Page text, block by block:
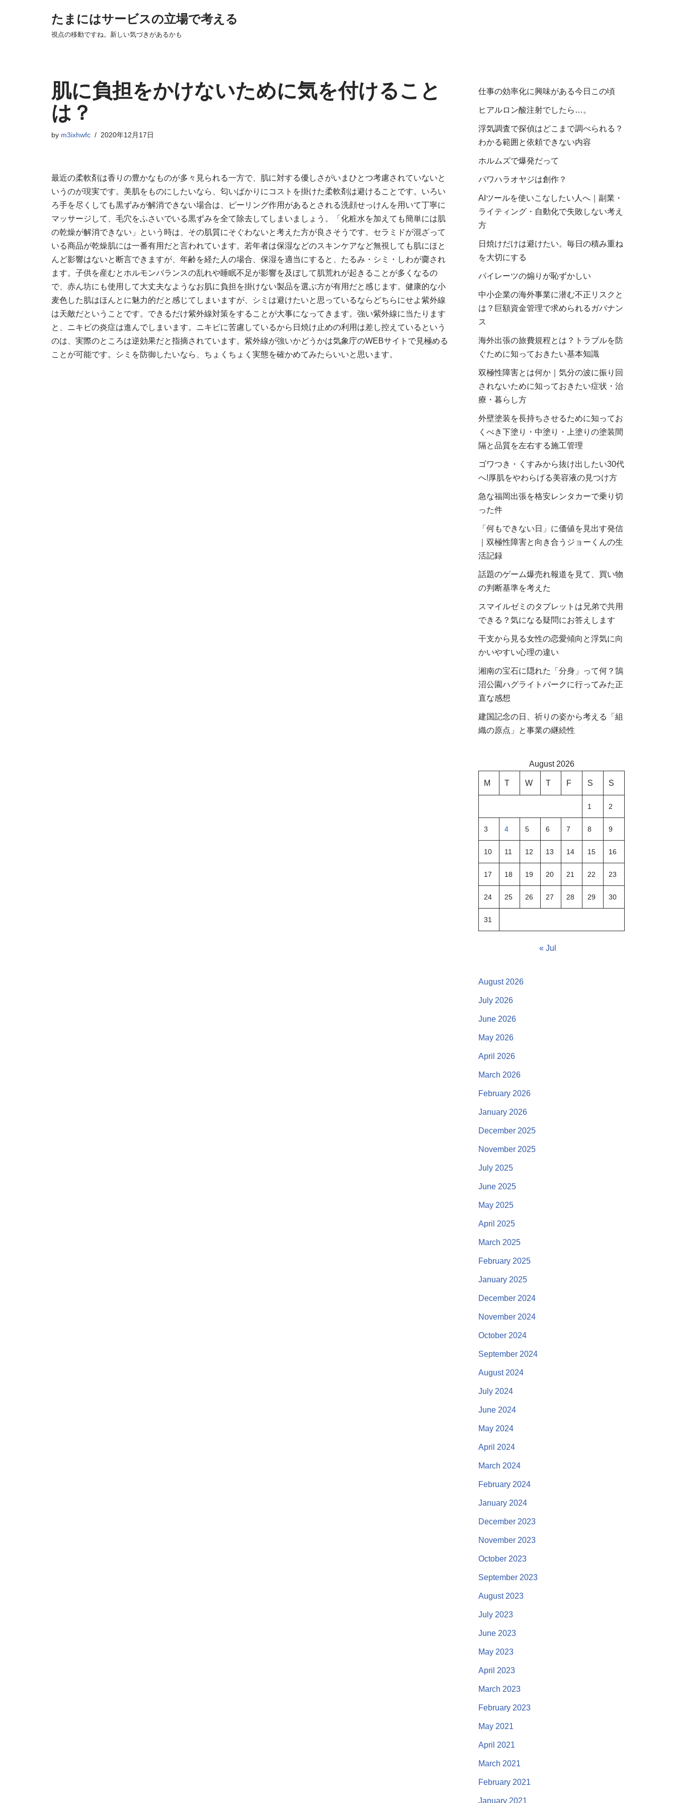
たまにはサービスの立場で考える
視点の移動ですね。新しい気づきがあるかも
肌に負担をかけないために気を付けること
は？
by m3ixhwfc 2020年12月17日
最近の柔軟剤は香りの豊かなものが多々見られる一方で、肌に対する優しさがいまひとつ考慮されていないと
いうのが現実です。美肌をものにしたいなら、匂いばかりにコストを掛けた柔軟剤は避けることです。いろい
ろ手を尽くしても黒ずみが解消できない場合は、ピーリング作用があるとされる洗顔せっけんを用いて丁寧に
マッサージして、毛穴をふさいでいる黒ずみを全て除去してしまいましょう。「化粧水を加えても簡単には肌
の乾燥が解消できない」という時は、その肌質にそぐわないと考えた方が良さそうです。セラミドが混ざって
いる商品が乾燥肌には一番有用だと言われています。若年者は保湿などのスキンケアなど無視しても肌にほと
んど影響はないと断言できますが、年齢を経た人の場合、保湿を適当にすると、たるみ・シミ・しわが齎され
ます。子供を産むとホルモンバランスの乱れや睡眠不足が影響を及ぼして肌荒れが起きることが多くなるの
で、赤ん坊にも使用して大丈夫なようなお肌に負担を掛けない製品を選ぶ方が有用だと感じます。健康的な小
麦色した肌はほんとに魅力的だと感じてしまいますが、シミは避けたいと思っているならどちらにせよ紫外線
は天敵だということです。できるだけ紫外線対策をすることが大事になってきます。強い紫外線に当たります
と、ニキビの炎症は進んでしまいます。ニキビに苦慮しているから日焼け止めの利用は差し控えているという
のは、実際のところは逆効果だと指摘されています。紫外線が強いかどうかは気象庁のWEBサイトで見極める
ことが可能です。シミを防御したいなら、ちょくちょく実態を確かめてみたらいいと思います。
仕事の効率化に興味がある今日この頃
ヒアルロン酸注射でしたら…。
浮気調査で探偵はどこまで調べられる？
わかる範囲と依頼できない内容
ホルムズで爆発だって
パワハラオヤジは創作？
AIツールを使いこなしたい人へ｜副業・
ライティング・自動化で失敗しない考え
方
日焼けだけは避けたい。毎日の積み重ね
を大切にする
パイレーツの煽りが恥ずかしい
中小企業の海外事業に潜む不正リスクと
は？巨額資金管理で求められるガバナン
ス
海外出張の旅費規程とは？トラブルを防
ぐために知っておきたい基本知識
双極性障害とは何か｜気分の波に振り回
されないために知っておきたい症状・治
療・暮らし方
外壁塗装を長持ちさせるために知ってお
くべき下塗り・中塗り・上塗りの塗装間
隔と品質を左右する施工管理
ゴワつき・くすみから抜け出したい30代
へ!厚肌をやわらげる美容液の見つけ方
急な福岡出張を格安レンタカーで乗り切
った件
「何もできない日」に価値を見出す発信
｜双極性障害と向き合うジョーくんの生
活記録
話題のゲーム爆売れ報道を見て、買い物
の判断基準を考えた
スマイルゼミのタブレットは兄弟で共用
できる？気になる疑問にお答えします
干支から見る女性の恋愛傾向と浮気に向
かいやすい心理の違い
湘南の宝石に隠れた「分身」って何？鵠
沼公園ハグライトパークに行ってみた正
直な感想
建国記念の日、祈りの姿から考える「組
織の原点」と事業の継続性
August 2026
M T W T F S S
1 2
3 4 5 6 7 8 9
10 11 12 13 14 15 16
17 18 19 20 21 22 23
24 25 26 27 28 29 30
31
« Jul
August 2026
July 2026
June 2026
May 2026
April 2026
March 2026
February 2026
January 2026
December 2025
November 2025
July 2025
June 2025
May 2025
April 2025
March 2025
February 2025
January 2025
December 2024
November 2024
October 2024
September 2024
August 2024
July 2024
June 2024
May 2024
April 2024
March 2024
February 2024
January 2024
December 2023
November 2023
October 2023
September 2023
August 2023
July 2023
June 2023
May 2023
April 2023
March 2023
February 2023
May 2021
April 2021
March 2021
February 2021
January 2021